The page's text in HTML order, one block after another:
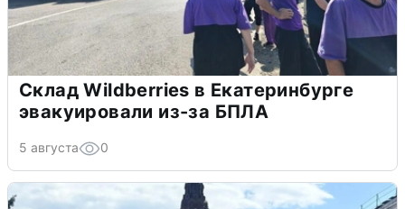
Склад Wildberries в Екатеринбурге
эвакуировали из-за БПЛА
5 августа 0